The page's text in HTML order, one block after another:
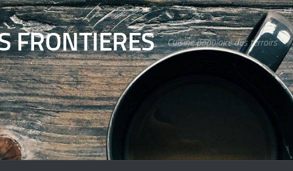
FRONTIERES Cuisine populaire des terroirs